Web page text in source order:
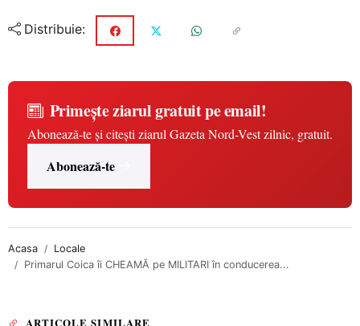
Distribuie:
Primește ziarul gratuit pe email!
Abonează-te și citești ziarul Gazeta Nord-Vest zilnic, gratuit.
Abonează-te
Acasa
Locale
Primarul Coica îi CHEAMĂ pe MILITARI în conducerea...
ARTICOLE SIMILARE